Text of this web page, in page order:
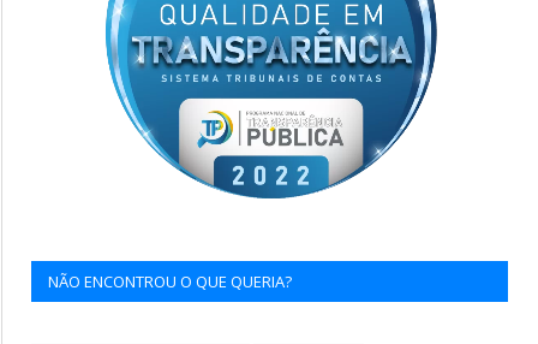
NÃO ENCONTROU O QUE QUERIA?